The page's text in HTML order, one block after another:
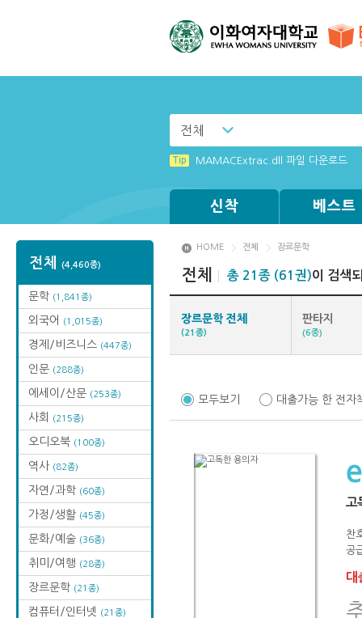
전체
Tip MAMACExtrac.dll 파일 다운로드
신착 베스트
전체 (4,460종)
문학 (1,841종)
외국어 (1,015종)
경제/비즈니스 (447종)
인문 (288종)
에세이/산문 (253종)
사회 (215종)
오디오북 (100종)
역사 (82종)
자연/과학 (60종)
가정/생활 (45종)
문화/예술 (36종)
취미/여행 (28종)
장르문학 (21종)
컴퓨터/인터넷 (21종)
HOME 전체 장르문학
전체 총 21종 (61권)이 검색
장르문학 전체
(21종)
판타지
(6종)
모두보기 대출가능 한 전자
고
찬
공
대